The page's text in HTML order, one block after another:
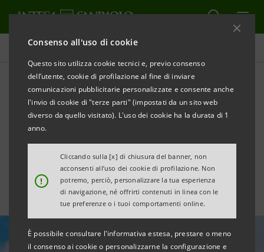
Consenso all'uso di cookie
Questo sito utilizza cookie tecnici e, previo consenso
dell’utente, cookie di profilazione al fine di inviare
comunicazioni pubblicitarie personalizzate e consente anche
l'invio di cookie di "terze parti" (impostati da un sito web
diverso da quello visitato). L'uso dei cookie ha la durata di 1
anno.
!
Cliccando sulla [x] di chiusura del banner, non
acconsenti all’uso dei cookie di profilazione. Non
potremo, perciò, personalizzare la tua esperienza
di navigazione, né offrirti contenuti in linea con le
tue preferenze o i tuoi comportamenti online.
È possibile consultare l'informativa estesa, prestare o meno
il consenso ai cookie o personalizzarne la configurazione e
Tutte le news
Filiera Idrogeno: l’85% delle
imprese accelera gli
investimenti entro il 2026